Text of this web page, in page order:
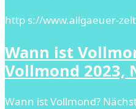
http s://www.allgaeuer-
Wann ist
Vollmond 2023,
Wann ist Vollmond?